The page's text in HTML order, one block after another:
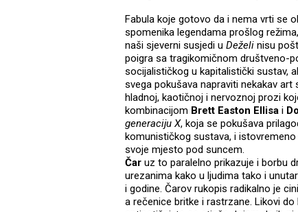
Fabula koje gotovo da i nema vrti se
spomenika legendama prošlog
naši sjeverni susjedi u Deželi nisu
poigra sa tragikomičnom društveno-
socijalističkog u kapitalistički sustav,
svega pokušava napraviti nekakav
hladnoj, kaotičnoj i nervoznoj prozi
kombinacijom Brett Easton Ellisa i
generaciju X, koja se pokušava
komunističkog sustava, i
svoje mjesto pod suncem.
Čar uz to paralelno prikazuje i borbu
urezanima kako u ljudima tako i
i godine. Čarov rukopis radikalno je
a rečenice britke i rastrzane. Likovi